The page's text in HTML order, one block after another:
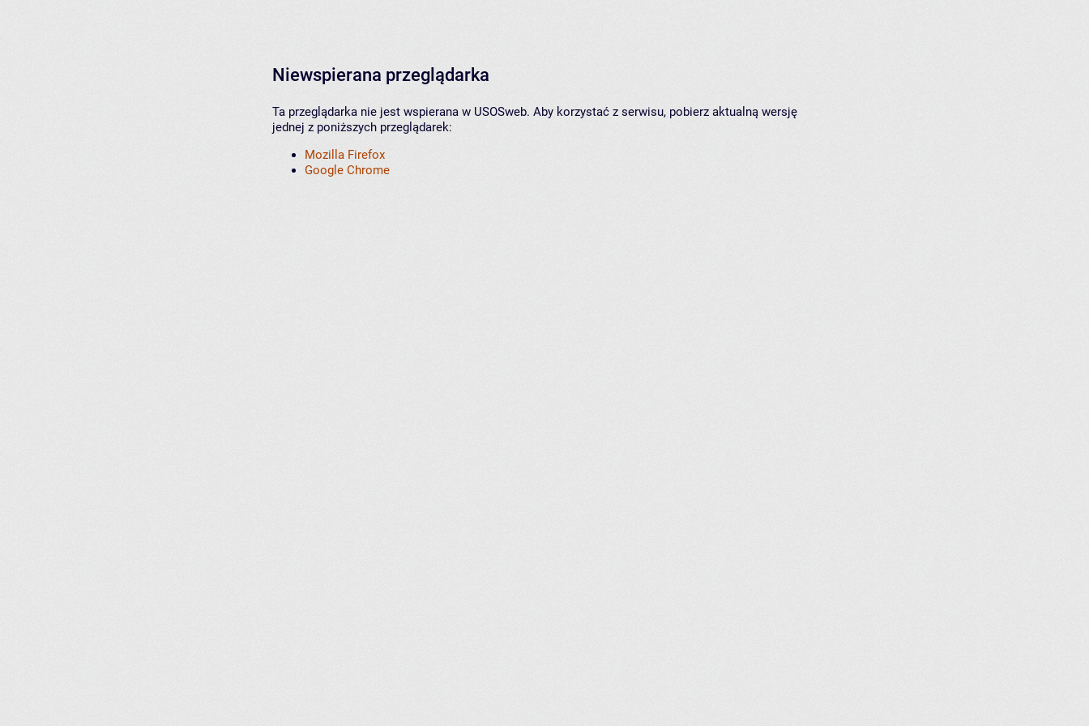
Niewspierana przeglądarka
Ta przeglądarka nie jest wspierana w USOSweb. Aby korzystać z serwisu, pobierz aktualną wersję
jednej z poniższych przeglądarek:
Mozilla Firefox
Google Chrome